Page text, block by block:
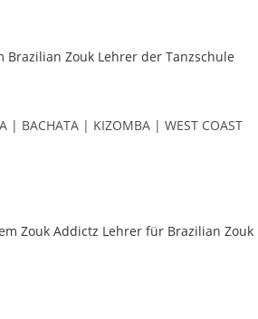
| BACHATA | KIZOMBA | WEST COAST